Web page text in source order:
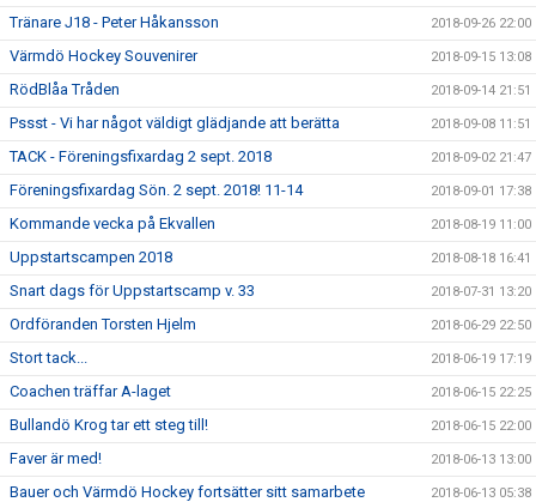
Tränare J18 - Peter Håkansson 2018-09-26 22:00
Värmdö Hockey Souvenirer 2018-09-15 13:08
RödBlåa Tråden 2018-09-14 21:51
Pssst - Vi har något väldigt glädjande att berätta 2018-09-08 11:51
TACK - Föreningsfixardag 2 sept. 2018 2018-09-02 21:47
Föreningsfixardag Sön. 2 sept. 2018! 11-14 2018-09-01 17:38
Kommande vecka på Ekvallen 2018-08-19 11:00
Uppstartscampen 2018 2018-08-18 16:41
Snart dags för Uppstartscamp v. 33 2018-07-31 13:20
Ordföranden Torsten Hjelm 2018-06-29 22:50
Stort tack... 2018-06-19 17:19
Coachen träffar A-laget 2018-06-15 22:25
Bullandö Krog tar ett steg till! 2018-06-15 22:00
Faver är med! 2018-06-13 13:00
Bauer och Värmdö Hockey fortsätter sitt samarbete 2018-06-13 05:38